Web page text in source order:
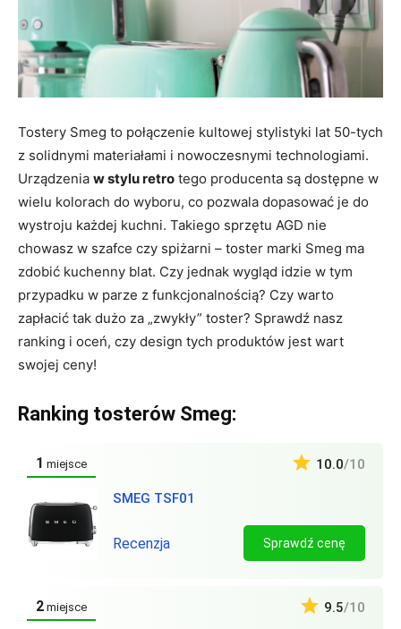
Tostery Smeg to połączenie kultowej stylistyki lat 50-tych
z solidnymi materiałami i nowoczesnymi technologiami.
Urządzenia w stylu retro tego producenta są dostępne w
wielu kolorach do wyboru, co pozwala dopasować je do
wystroju każdej kuchni. Takiego sprzętu AGD nie
chowasz w szafce czy spiżarni – toster marki Smeg ma
zdobić kuchenny blat. Czy jednak wygląd idzie w tym
przypadku w parze z funkcjonalnością? Czy warto
zapłacić tak dużo za „zwykły” toster? Sprawdź nasz
ranking i oceń, czy design tych produktów jest wart
swojej ceny!
Ranking tosterów Smeg:
1 miejsce
SMEG TSF01
10.0/10
Recenzja Sprawdź cenę
2 miejsce 9.5/10